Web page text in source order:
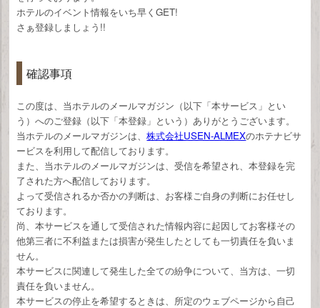
ホテルのイベント情報をいち早くGET!
さぁ登録しましょう!!
確認事項
この度は、当ホテルのメールマガジン（以下「本サービス」とい
う）へのご登録（以下「本登録」という）ありがとうございます。
当ホテルのメールマガジンは、株式会社USEN-ALMEXのホテナビサ
ービスを利用して配信しております。
また、当ホテルのメールマガジンは、受信を希望され、本登録を完
了された方へ配信しております。
よって受信されるか否かの判断は、お客様ご自身の判断にお任せし
ております。
尚、本サービスを通して受信された情報内容に起因してお客様その
他第三者に不利益または損害が発生したとしても一切責任を負いま
せん。
本サービスに関連して発生した全ての紛争について、当方は、一切
責任を負いません。
本サービスの停止を希望するときは、所定のウェブページから自己